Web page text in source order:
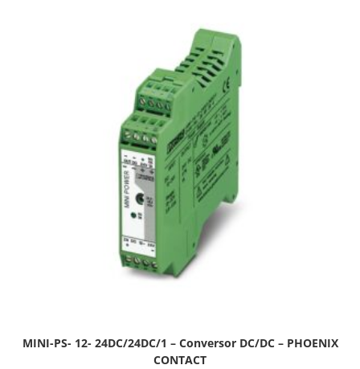
MINI-PS- 12- 24DC/24DC/1 – Conversor DC/DC – PHOENIX
CONTACT